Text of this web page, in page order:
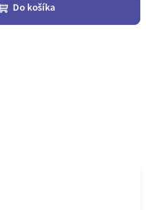
Do košíka